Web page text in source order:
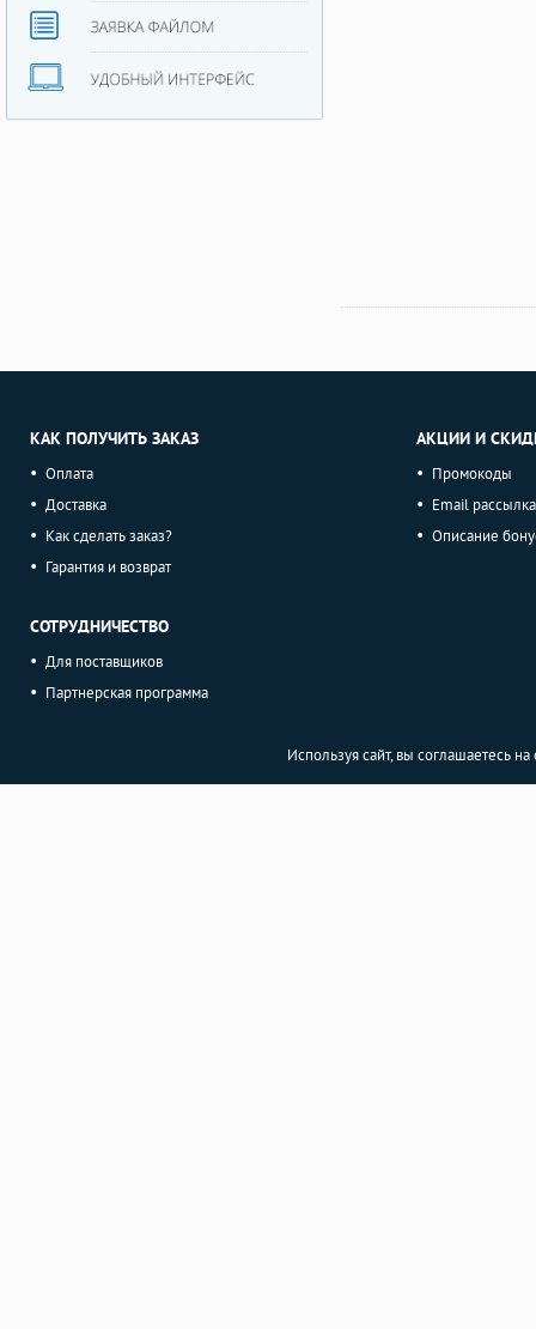
КАК ПОЛУЧИТЬ ЗАКАЗ
Оплата
Доставка
Как сделать заказ?
Гарантия и возврат
СОТРУДНИЧЕСТВО
Для поставщиков
Партнерская программа
АКЦИИ И
Промокоды
Email рассылка
Описание
Используя сайт, вы соглашаетесь